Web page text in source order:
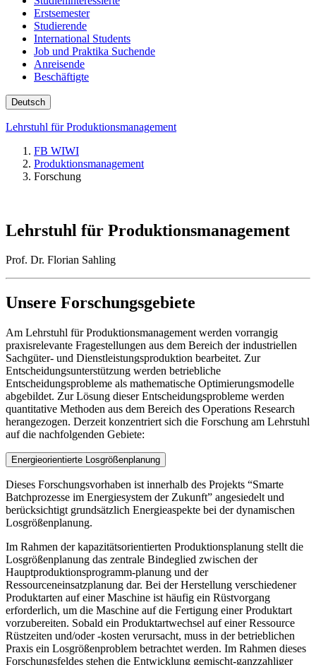
Erstsemester
Studierende
International Students
Job und Praktika Suchende
Anreisende
Beschäftigte
Deutsch
Lehrstuhl für Produktionsmanagement
FB WIWI
Produktionsmanagement
Forschung
Lehrstuhl für Produktionsmanagement
Prof. Dr. Florian Sahling
Unsere Forschungsgebiete
Am Lehrstuhl für Produktionsmanagement werden vorrangig
praxisrelevante Fragestellungen aus dem Bereich der industriellen
Sachgüter- und Dienstleistungsproduktion bearbeitet. Zur
Entscheidungsunterstützung werden betriebliche
Entscheidungsprobleme als mathematische Optimierungsmodelle
abgebildet. Zur Lösung dieser Entscheidungsprobleme werden
quantitative Methoden aus dem Bereich des Operations Research
herangezogen. Derzeit konzentriert sich die Forschung am Lehrstuhl
auf die nachfolgenden Gebiete:
Energieorientierte Losgrößenplanung
Dieses Forschungsvorhaben ist innerhalb des Projekts “Smarte
Batchprozesse im Energiesystem der Zukunft” angesiedelt und
berücksichtigt grundsätzlich Energieaspekte bei der dynamischen
Losgrößenplanung.
Im Rahmen der kapazitätsorientierten Produktionsplanung stellt die
Losgrößenplanung das zentrale Bindeglied zwischen der
Hauptproduktionsprogramm-planung und der
Ressourceneinsatzplanung dar. Bei der Herstellung verschiedener
Produktarten auf einer Maschine ist häufig ein Rüstvorgang
erforderlich, um die Maschine auf die Fertigung einer Produktart
vorzubereiten. Sobald ein Produktartwechsel auf einer Ressource
Rüstzeiten und/oder -kosten verursacht, muss in der betrieblichen
Praxis ein Losgrößenproblem betrachtet werden. Im Rahmen dieses
Forschungsfeldes stehen die Entwicklung gemischt-ganzzahliger